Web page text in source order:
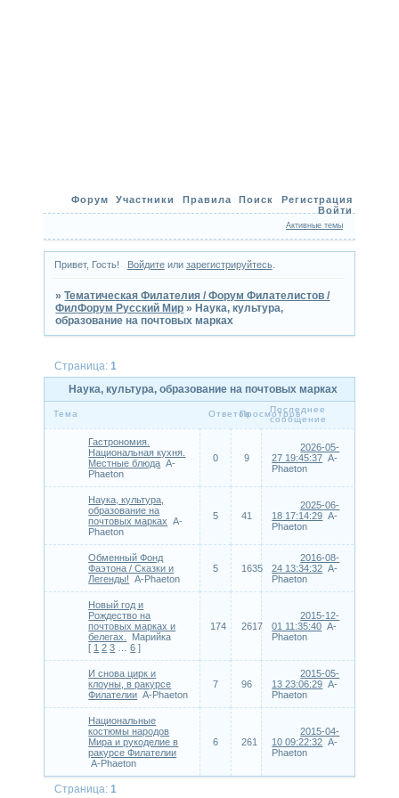
Форум Участники Правила Поиск
Регистрация
Войти
Активные темы
Привет, Гость! Войдитеили зарегистрируйтесь.
»Тематическая Филателия / Форум Филателистов /
ФилФорум Русский Мир »Наука, культура,
образование на почтовых марках
Наука, культура, образование на почтовых марках
Страница:1
Тема ОтветовПросмотров
Последнее
сообщение
Гастрономия.
Национальная кухня.
Местные блюда A-
Phaeton
0 9
2026-05-
27 19:45:37 A-
Phaeton
Наука, культура,
образование на
почтовых марках
A-
Phaeton
5 41
2025-06-
18 17:14:29 A-
Phaeton
Обменный Фонд
Фаэтона / Сказки и
Легенды!
A-Phaeton
5 1635
2016-08-
24 13:34:32 A-
Phaeton
Новый год и
Рождество на
почтовых марках и
белегах.
Марийка
[ 1 2 3 6 ]
174 2617
2015-12-
01 11:35:40 A-
Phaeton
И снова цирк и
клоуны, в ракурсе
Филателии A-Phaeton
7 96
2015-05-
13 23:06:29 A-
Phaeton
Национальные
костюмы народов
Мира и рукоделие в
ракурсе Филателии
A-Phaeton
6 261
2015-04-
10 09:22:32 A-
Phaeton
Страница:1